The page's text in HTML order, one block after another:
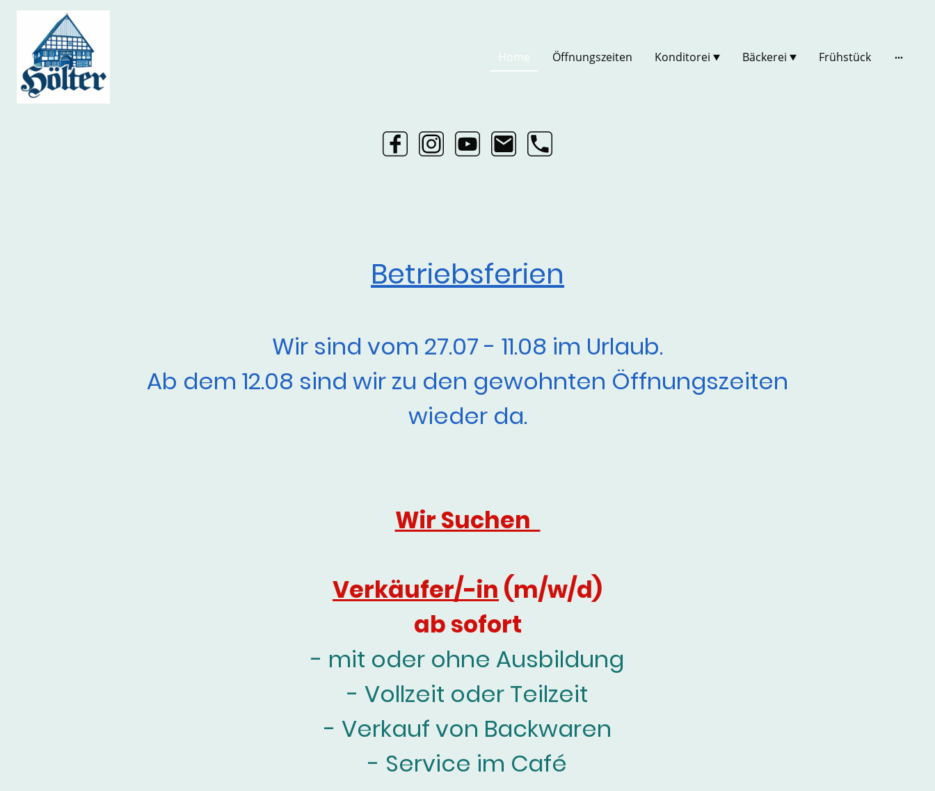
Home Öffnungszeiten Konditorei Bäckerei Frühstück
Betriebsferien
Wir sind vom 27.07 - 11.08 im Urlaub.
Ab dem 12.08 sind wir zu den gewohnten Öffnungszeiten
wieder da.
Wir Suchen
Verkäufer/-in(m/w/d)
ab sofort
- mit oder ohne Ausbildung
- Vollzeit oder Teilzeit
- Verkauf von Backwaren
- Service im Café